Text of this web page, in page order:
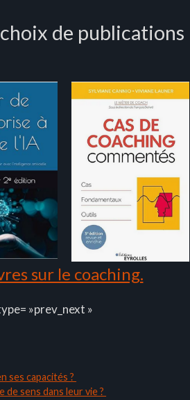
de publications
sur le coaching.
»prev_next »
ses capacités ?
sens dans leur vie ?